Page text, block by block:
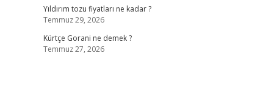
Yıldırım tozu fiyatları ne kadar ?
Temmuz 29, 2026
Kürtçe Gorani ne demek ?
Temmuz 27, 2026